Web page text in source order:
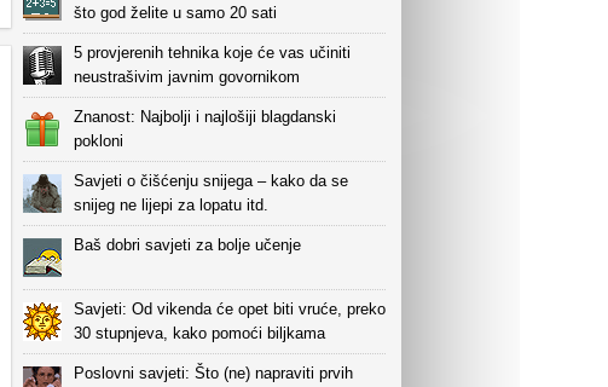
što god želite u samo 20 sati
5 provjerenih tehnika koje će vas učiniti
neustrašivim javnim govornikom
Znanost: Najbolji i najlošiji blagdanski
pokloni
Savjeti o čišćenju snijega – kako da se
snijeg ne lijepi za lopatu itd.
Baš dobri savjeti za bolje učenje
Savjeti: Od vikenda će opet biti vruće, preko
30 stupnjeva, kako pomoći biljkama
Poslovni savjeti: Što (ne) napraviti prvih